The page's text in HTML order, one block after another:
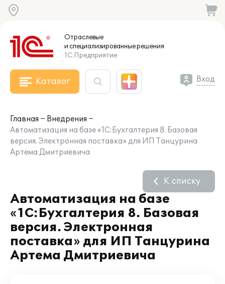
Отраслевые
и специализированныерешения
1С:Предприятие
Каталог Вход
Главная
Внедрения
Автоматизация на базе «1С:Бухгалтерия 8. Базовая
версия. Электронная поставка» для ИП Танцурина
Артема Дмитриевича
Автоматизация на базе
«1С:Бухгалтерия 8. Базовая
версия. Электронная
поставка» для ИП Танцурина
Артема Дмитриевича
К списку